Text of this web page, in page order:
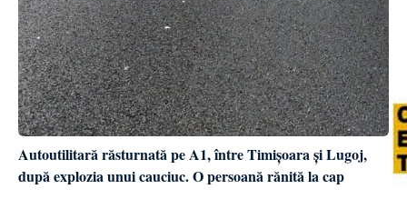
Autoutilitară răsturnată pe A1, între Timișoara și Lugoj,
după explozia unui cauciuc. O persoană rănită la cap